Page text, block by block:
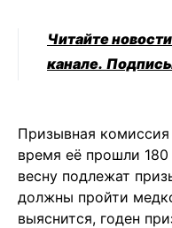
Читайте
канале.
Призывная комиссия
время её прошли 180
весну подлежат
должны пройти
выяснится, годен